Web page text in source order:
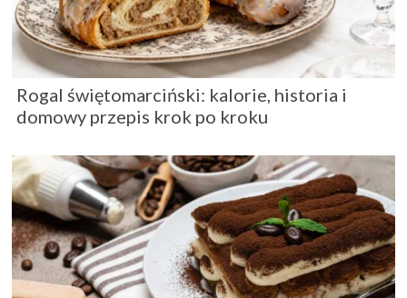
Rogal świętomarciński: kalorie, historia i
domowy przepis krok po kroku